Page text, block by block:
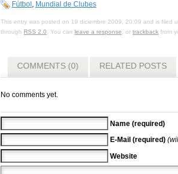
Fútbol , Mundial de Clubes
This entry was posted on 19 diciembre 2009, 20:09 and is filed
through RSS 2.0 . You can leave a response , or trackback from
COMMENTS (0) RELATED POSTS
No comments yet.
Name (required)
E-Mail (required)
Website